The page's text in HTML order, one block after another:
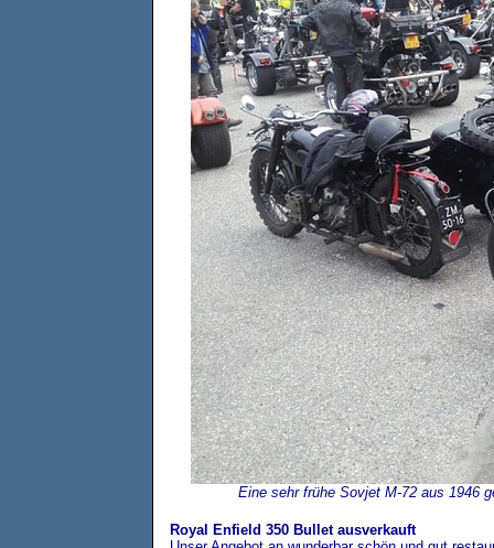
Eine sehr frühe Sovjet M-72 aus 1946
Royal Enfield 350 Bullet ausverkauft